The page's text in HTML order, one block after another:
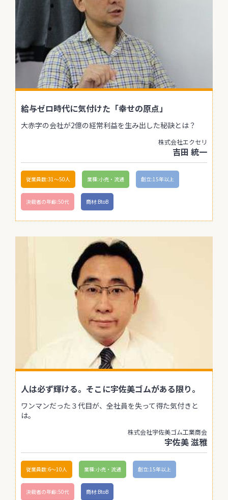
給与ゼロ時代に気付けた「幸せの原点」
大赤字の会社が2億の経常利益を生み出した秘訣とは？
株式会社エクセリ
吉田 統一
従業員数:31〜50人 業種:小売・流通 創立:15年以上
決裁者の年齢:50代 商材:BtoB
人は必ず輝ける。そこに宇佐美ゴムがある限り。
ワンマンだった３代目が、全社員を失って得た気付きと
は。
株式会社宇佐美ゴム工業商会
宇佐美 滋雅
従業員数:6～10人 業種:小売・流通 創立:15年以上
決裁者の年齢:50代 商材:BtoB